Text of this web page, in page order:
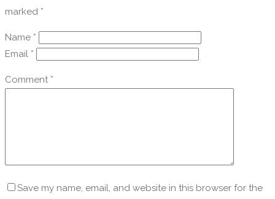
marked *
Name *
Email *
Comment *
Save my name, email, and website in this browser for the